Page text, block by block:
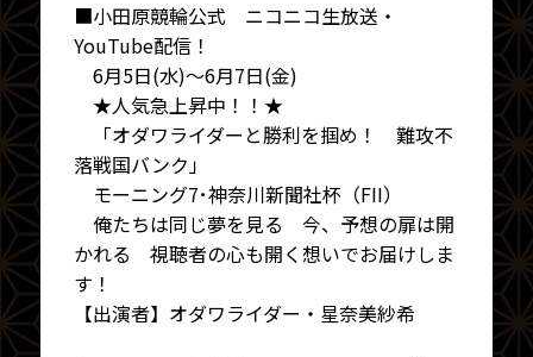
■小田原競輪公式 ニコニコ生放送・
YouTube配信！
6月5日(水)～6月7日(金)
★人気急上昇中！！★
「オダワライダーと勝利を掴め！ 難攻不
落戦国バンク」
モーニング7･神奈川新聞社杯（FII）
俺たちは同じ夢を見る 今、予想の扉は開
かれる 視聴者の心も開く想いでお届けしま
す！
【出演者】オダワライダー・星奈美紗希